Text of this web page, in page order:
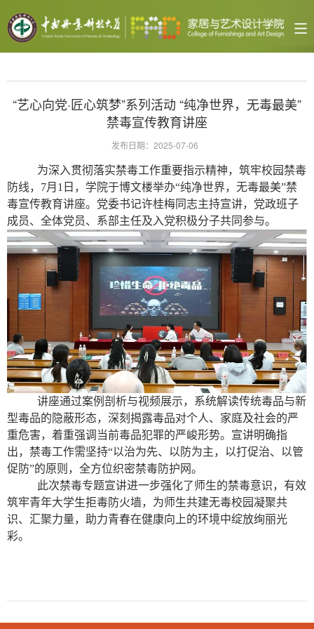
“艺心向党·匠心筑梦”系列活动 “纯净世界，无毒最美”
禁毒宣传教育讲座
发布日期：2025-07-06
为深入贯彻落实禁毒工作重要指示精神，筑牢校园禁毒
防线， 7月1日，学院于博文楼举办“纯净世界，无毒最美”禁
毒宣传教育讲座。党委书记许桂梅同志主持宣讲，党政班子
成员、全体党员、系部主任及入党积极分子共同参与。
讲座通过案例剖析与视频展示，系统解读传统毒品与新
型毒品的隐蔽形态，深刻揭露毒品对个人、家庭及社会的严
重危害，着重强调当前毒品犯罪的严峻形势。宣讲明确指
出，禁毒工作需坚持“以治为先、以防为主，以打促治、以管
促防”的原则，全方位织密禁毒防护网。
此次禁毒专题宣讲进一步强化了师生的禁毒意识，有效
筑牢青年大学生拒毒防火墙，为师生共建无毒校园凝聚共
识、汇聚力量，助力青春在健康向上的环境中绽放绚丽光
彩。